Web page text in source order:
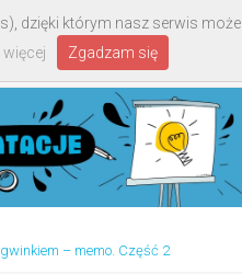
– memo. Część 2
dzięki którym nasz serwis może
więcej Zgadzam się